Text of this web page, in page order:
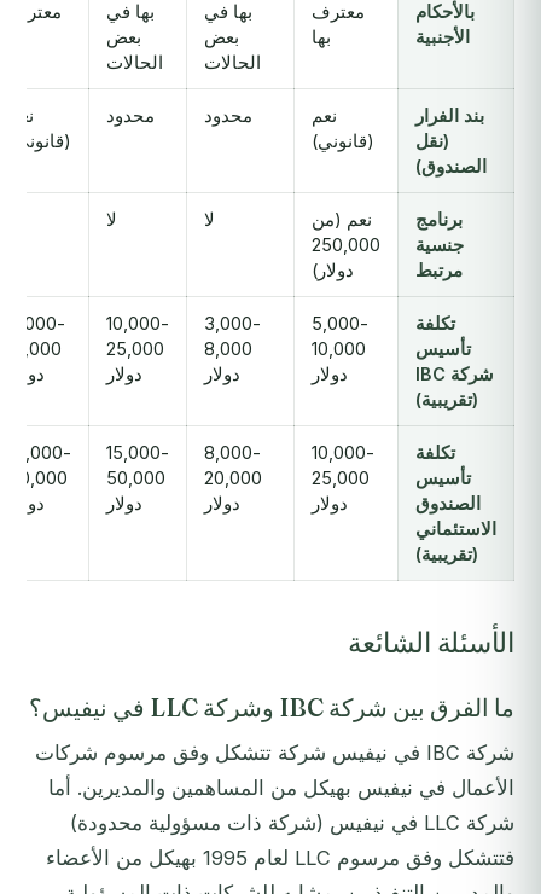
بالأحكام
الأجنبية
معترف
بها
بها في
بعض
الحالات
بها في
بعض
الحالات
معترف
بند الفرار
(نقل
الصندوق)
نعم
(قانوني)
محدود محدود
نعم
(قانوني)
برنامج
جنسية
مرتبط
نعم (من
250,000
دولار)
لا لا
تكلفة
تأسيس
شركة IBC
(تقريبية)
5,000-
10,000
دولار
3,000-
8,000
دولار
10,000-
25,000
دولار
5,000-
12,000
دولار
تكلفة
تأسيس
الصندوق
الاستئماني
(تقريبية)
10,000-
25,000
دولار
8,000-
20,000
دولار
15,000-
50,000
دولار
15,000-
30,000
دولار
الأسئلة الشائعة
ما الفرق بين شركة IBC وشركة LLC في نيفيس؟
شركة IBC في نيفيس شركة تتشكل وفق مرسوم شركات
الأعمال في نيفيس بهيكل من المساهمين والمديرين. أما
شركة LLC في نيفيس (شركة ذات مسؤولية محدودة)
فتتشكل وفق مرسوم LLC لعام 1995 بهيكل من الأعضاء